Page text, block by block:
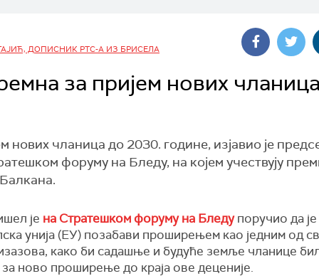
ДОПИСНИК РТС-А ИЗ БРИСЕЛА
за пријем нових
нових чланица до 2030. године, изјавио је
форуму на Бледу, на којем учествују
је на Стратешком форуму на Бледупоручио да
унија (ЕУ) позабави проширењем као једним од
како би садашње и будуће земље чланице
ново проширење до краја ове деценије.